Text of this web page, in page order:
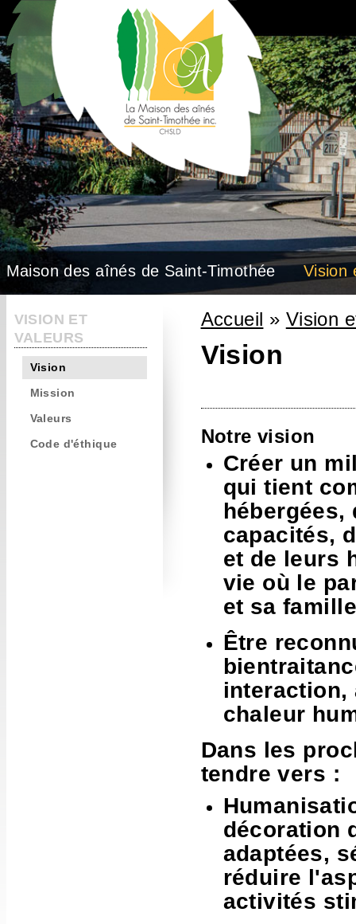
Maison des aînés de Saint-Timothée Vision
Vous êtes ici
Accueil » Vision
Vision
Notre vision
Créer un
qui tient
capacités,
et de leurs
vie où le
et sa
Être
interaction,
chaleur
Dans les
tendre vers :
décoration
adaptées,
réduire
activités
VISION ET
VALEURS
Vision
Mission
Valeurs
Code d'éthique